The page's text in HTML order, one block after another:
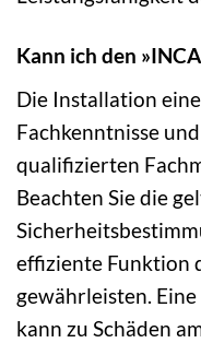
Kann ich den
Die Installation
Fachkenntnisse
qualifizierten
Beachten Sie die
effiziente Funktion
gewährleisten.
kann zu Schäden